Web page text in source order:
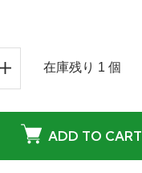
在庫残り 1 個
ADD TO CART